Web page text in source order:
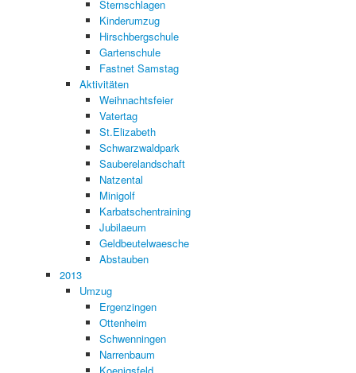
Sternschlagen
Kinderumzug
Hirschbergschule
Gartenschule
Fastnet Samstag
Aktivitäten
Weihnachtsfeier
Vatertag
St.Elizabeth
Schwarzwaldpark
Sauberelandschaft
Natzental
Minigolf
Karbatschentraining
Jubilaeum
Geldbeutelwaesche
Abstauben
2013
Umzug
Ergenzingen
Ottenheim
Schwenningen
Narrenbaum